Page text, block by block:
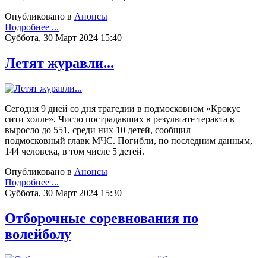
Опубликовано в Анонсы
Подробнее ...
Суббота, 30 Март 2024 15:40
Летят журавли...
Сегодня 9 дней со дня трагедии в подмосковном «Крокус
сити холле». Число пострадавших в результате теракта в
выросло до 551, среди них 10 детей, сообщил —
подмосковный главк МЧС. Погибли, по последним данным,
144 человека, в том числе 5 детей.
Опубликовано в Анонсы
Подробнее ...
Суббота, 30 Март 2024 15:30
Отборочные соревнования по
волейболу